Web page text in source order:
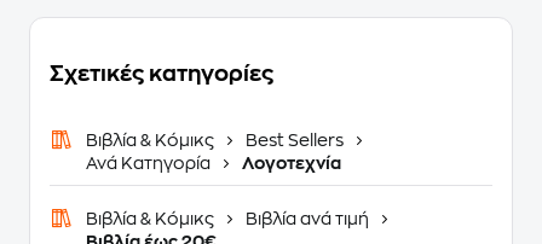
Σχετικές κατηγορίες
Βιβλία & Κόμικς
Best Sellers
Ανά Κατηγορία
Λογοτεχνία
Βιβλία & Κόμικς
Βιβλία ανά τιμή